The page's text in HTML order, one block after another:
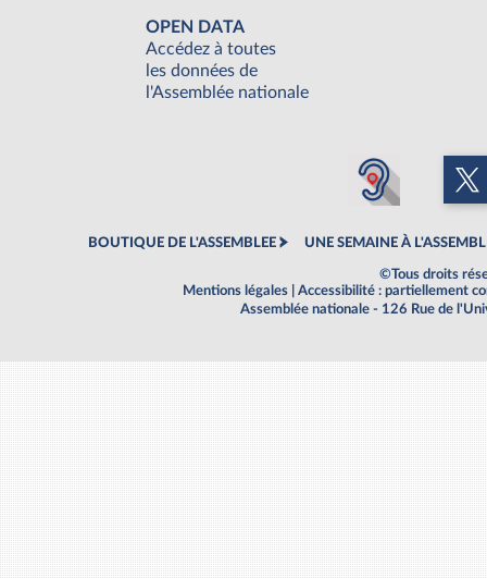
OPEN DATA
Accédez à toutes
les données de
l'Assemblée nationale
BOUTIQUE DE L'ASSEMBLEE UNE SEMAINE À
©Tous droits
Mentions légales
Accessibilité : partiellement
Assemblée nationale - 126 Rue de